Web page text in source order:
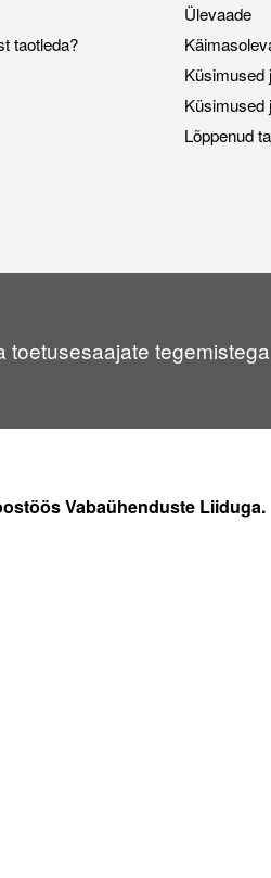
taotleda?
Ülevaade
Küsimused
Küsimused
Lõppenud
toetusesaajate
Vabaühenduste Liiduga.